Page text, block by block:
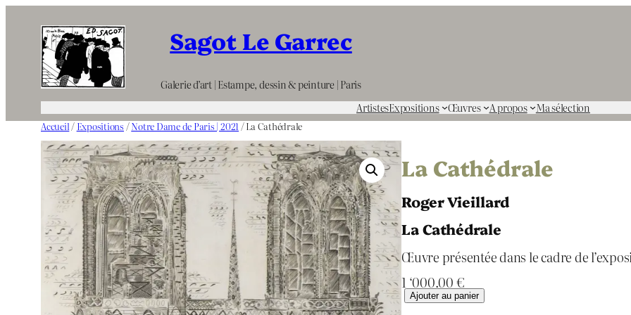
contenu
Sagot Le Garrec
Galerie d’art | Estampe, dessin & peinture | Paris
ArtistesExpositions Œuvres A propos Ma sélection
Accueil / Expositions /Notre Dame de Paris | 2021 / La Cathédrale
La Cathédrale
Roger Vieillard
La Cathédrale
Œuvre présentée dans le cadre de
1 ‘000.00€
q Ajouter au panier